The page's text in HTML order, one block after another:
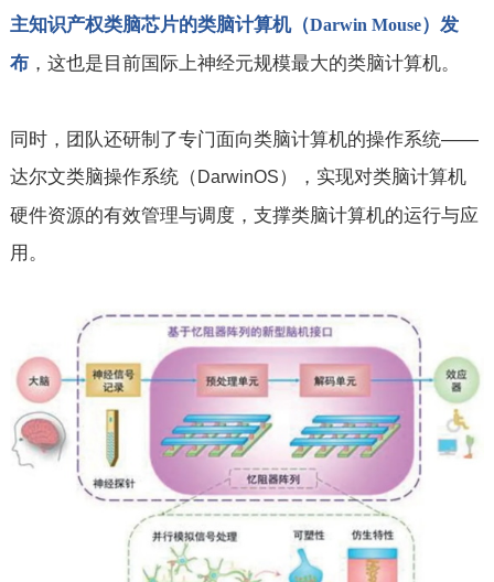
主知识产权类脑芯片的类脑计算机（Darwin Mouse）发
布，这也是目前国际上神经元规模最大的类脑计算机。
同时，团队还研制了专门面向类脑计算机的操作系统——
达尔文类脑操作系统（ DarwinOS），实现对类脑计算机
硬件资源的有效管理与调度，支撑类脑计算机的运行与应
用。